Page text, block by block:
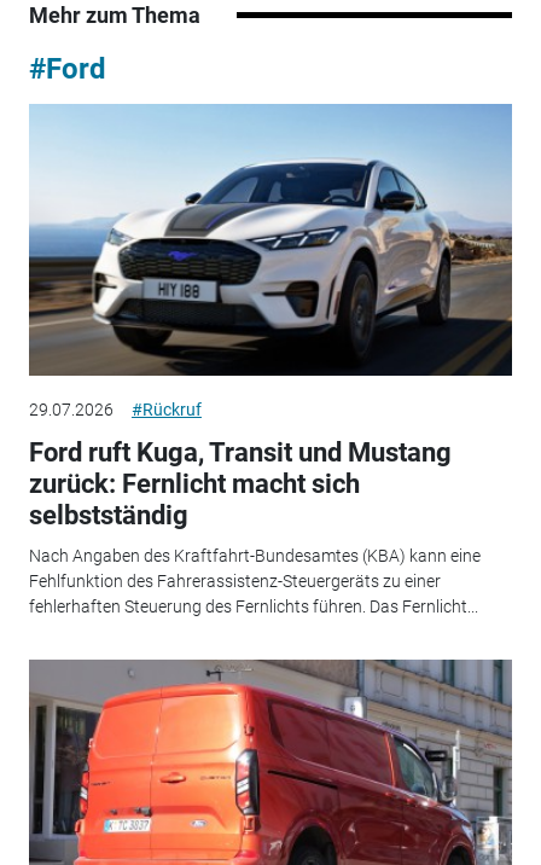
Mehr zum Thema
#Ford
29.07.2026 #Rückruf
Ford ruft Kuga, Transit und Mustang
zurück: Fernlicht macht sich
selbstständig
Nach Angaben des Kraftfahrt-Bundesamtes (KBA) kann eine
Fehlfunktion des Fahrerassistenz-Steuergeräts zu einer
fehlerhaften Steuerung des Fernlichts führen. Das Fernlicht...